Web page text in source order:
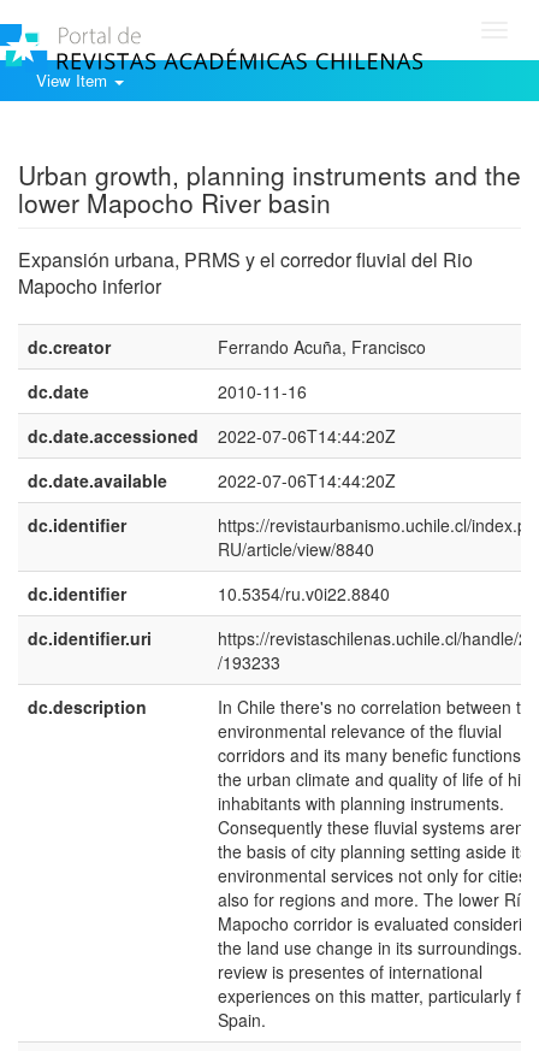
View Item
Urban growth, planning instruments and the
lower Mapocho River basin
Expansión urbana, PRMS y el corredor fluvial del Rio
Mapocho inferior
dc.creator
Ferrando Acuña, Francisco
dc.date
2010-11-16
dc.date.accessioned
2022-07-06T14:44:20Z
dc.date.available
2022-07-06T14:44:20Z
dc.identifier
https://revistaurbanismo.uchile.cl/
RU/article/view/8840
dc.identifier
10.5354/ru.v0i22.8840
dc.identifier.uri
https://revistaschilenas.uchile.cl/handle/
/193233
dc.description
In Chile there's no correlation between the
environmental relevance of the fluvial
corridors and its many benefic functions
the urban climate and quality of life of his
inhabitants with planning instruments.
Consequently these fluvial systems aren't
the basis of city planning setting aside its
environmental services not only for cities,
also for regions and more. The lower Río
Mapocho corridor is evaluated
the land use change in its surroundings. A
review is presentes of international
experiences on this matter, particularly
Spain.